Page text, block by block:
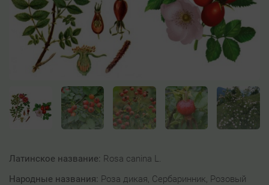
Латинское название: Rosa canina L.
Народные названия: Роза дикая, Сербаринник, Розовый